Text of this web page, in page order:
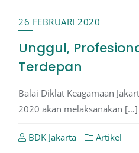
26 FEBRUARI 2020
Unggul,
Terdepan
Balai Diklat Keagamaan
2020 akan melaksanakan […]
BDK Jakarta Artikel